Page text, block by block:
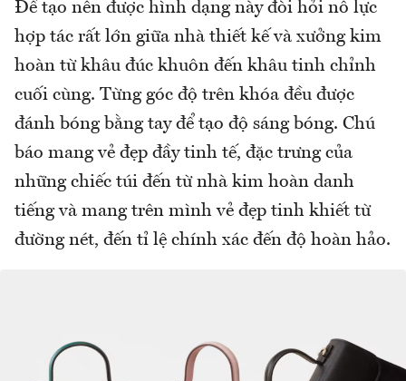
Để tạo nên được hình dạng này đòi hỏi nỗ lực
hợp tác rất lớn giữa nhà thiết kế và xưởng kim
hoàn từ khâu đúc khuôn đến khâu tinh chỉnh
cuối cùng. Từng góc độ trên khóa đều được
đánh bóng bằng tay để tạo độ sáng bóng. Chú
báo mang vẻ đẹp đầy tinh tế, đặc trưng của
những chiếc túi đến từ nhà kim hoàn danh
tiếng và mang trên mình vẻ đẹp tinh khiết từ
đường nét, đến tỉ lệ chính xác đến độ hoàn hảo.